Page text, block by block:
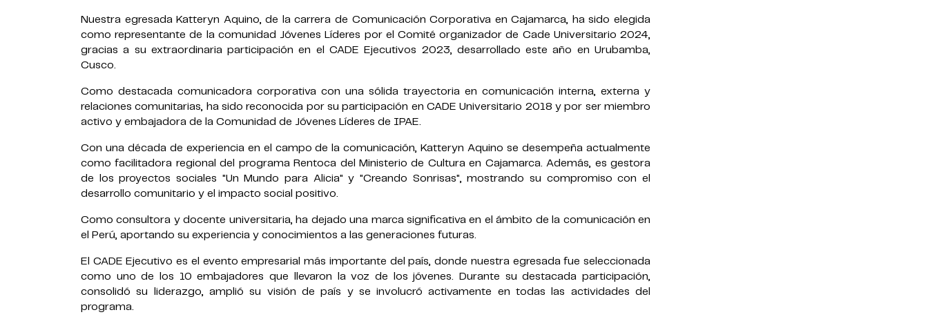
Nuestra egresada Katteryn Aquino, de la carrera de Comunicación Corporativa en Cajamarca, ha sido elegida
como representante de la comunidad Jóvenes Líderes por el Comité organizador de Cade Universitario 2024,
gracias a su extraordinaria participación en el CADE Ejecutivos 2023, desarrollado este año en Urubamba,
Cusco.
Como destacada comunicadora corporativa con una sólida trayectoria en comunicación interna, externa y
relaciones comunitarias, ha sido reconocida por su participación en CADE Universitario 2018 y por ser miembro
activo y embajadora de la Comunidad de Jóvenes Líderes de IPAE.
Con una década de experiencia en el campo de la comunicación, Katteryn Aquino se desempeña actualmente
como facilitadora regional del programa Rentoca del Ministerio de Cultura en Cajamarca. Además, es gestora
de los proyectos sociales "Un Mundo para Alicia" y "Creando Sonrisas", mostrando su compromiso con el
desarrollo comunitario y el impacto social positivo.
Como consultora y docente universitaria, ha dejado una marca significativa en el ámbito de la comunicación en
el Perú, aportando su experiencia y conocimientos a las generaciones futuras.
El CADE Ejecutivo es el evento empresarial más importante del país, donde nuestra egresada fue seleccionada
como uno de los 10 embajadores que llevaron la voz de los jóvenes. Durante su destacada participación,
consolidó su liderazgo, amplió su visión de país y se involucró activamente en todas las actividades del
programa.